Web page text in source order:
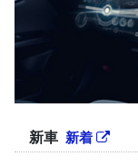
新車 新着